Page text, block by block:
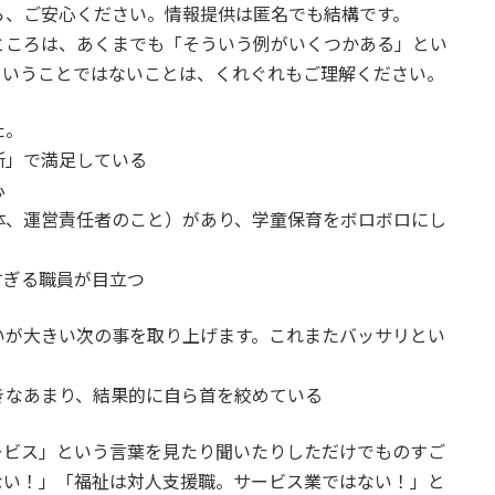
ご安心ください。情報提供は匿名でも結構です。
ろは、あくまでも「そういう例がいくつかある」とい
うことではないことは、くれぐれもご理解ください。
で満足している
運営責任者のこと）があり、学童保育をボロボロにし
る職員が目立つ
きい次の事を取り上げます。これまたバッサリとい
あまり、結果的に自ら首を絞めている
ス」という言葉を見たり聞いたりしただけでものすご
！」「福祉は対人支援職。サービス業ではない！」と